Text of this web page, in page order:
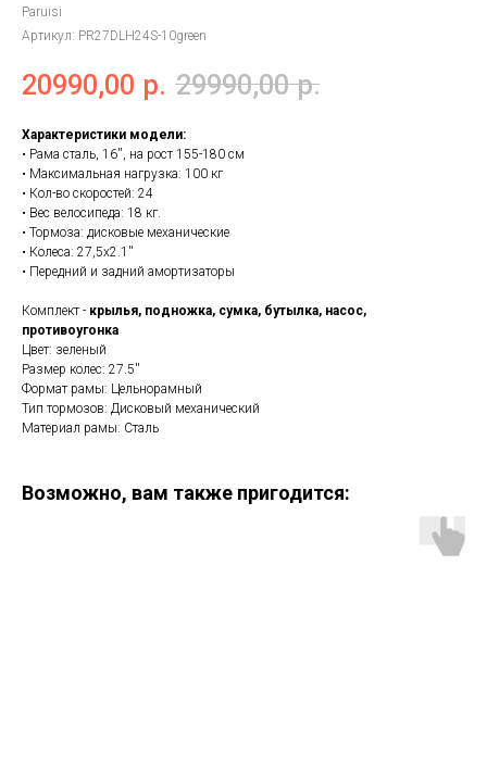
Paruisi
Артикул: PR27DLH24S-10green
20990,00 р. 29990,00 р.
Характеристики модели:
• Рама сталь, 16'', на рост 155-180 см
• Максимальная нагрузка: 100 кг
• Кол-во скоростей: 24
• Вес велосипеда: 18 кг.
• Тормоза: дисковые механические
• Колеса: 27,5х2.1''
• Передний и задний амортизаторы
Комплект - крылья, подножка, сумка, бутылка, насос,
противоугонка
Цвет: зеленый
Размер колес: 27.5''
Формат рамы: Цельнорамный
Тип тормозов: Дисковый механический
Материал рамы: Сталь
Возможно, вам также пригодится: